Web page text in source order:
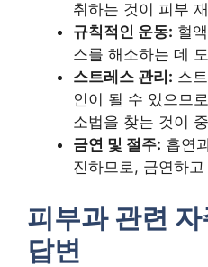
취하는 것이 피부
규칙적인 운동: 혈
스를 해소하는 데
스트레스 관리: 스
인이 될 수 있으므
소법을 찾는 것이
금연 및 절주: 흡연
진하므로, 금연하
피부과 관련
답변